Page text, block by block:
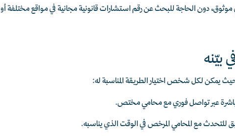
دون الحاجة للبحث عن رقم استشارات قانونية مجانية في مواقع مختلفة أو
بيّنه
يمكن لكل شخص اختيار الطريقة المناسبة له:
عبر تواصل فوري مع محامي مختص.
مع المحامي المرخص في الوقت الذي يناسبه.